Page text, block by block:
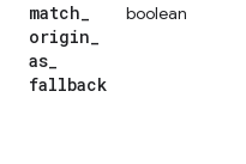
match_
origin_
as_
fallback
boolean